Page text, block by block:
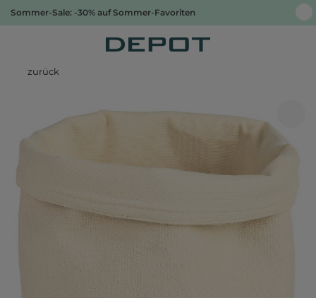
Sommer-Sale: -30% auf Sommer-Favoriten
zurück